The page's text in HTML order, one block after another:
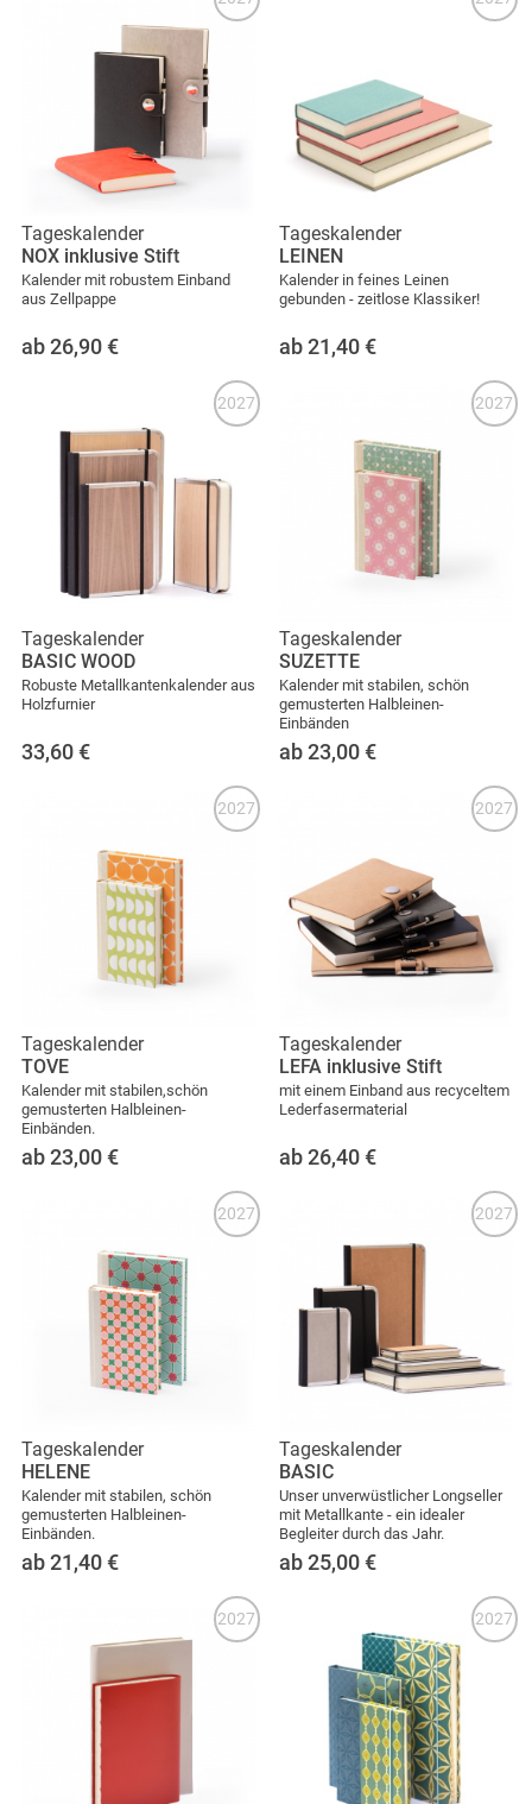
Tageskalender
NOX inklusive Stift
Kalender mit robustem Einband
aus Zellpappe
ab 26,90 €
Tageskalender
LEINEN
Kalender in feines Leinen
gebunden - zeitlose Klassiker!
ab 21,40 €
Tageskalender
BASIC WOOD
Robuste Metallkantenkalender aus
Holzfurnier
33,60 €
2027
Tageskalender
SUZETTE
Kalender mit stabilen, schön
gemusterten Halbleinen-
Einbänden
ab 23,00 €
2027
Tageskalender
TOVE
Kalender mit stabilen,schön
gemusterten Halbleinen-
Einbänden.
ab 23,00 €
2027
Tageskalender
LEFA inklusive Stift
mit einem Einband aus recyceltem
Lederfasermaterial
ab 26,40 €
2027
Tageskalender
HELENE
Kalender mit stabilen, schön
gemusterten Halbleinen-
Einbänden.
ab 21,40 €
2027
Tageskalender
BASIC
Unser unverwüstlicher Longseller
mit Metallkante - ein idealer
Begleiter durch das Jahr.
ab 25,00 €
2027
2027 2027